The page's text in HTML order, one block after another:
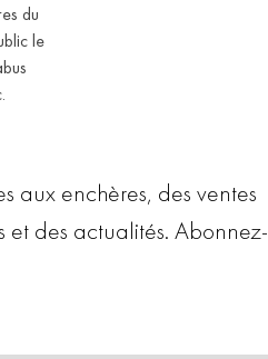
du
le
aux enchères, des ventes
et des actualités. Abonnez-